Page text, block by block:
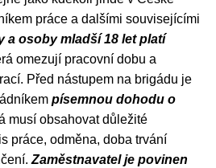
práce a dalšími souvisejícími
a osoby mladší 18 let platí
omezují pracovní dobu a
Před nástupem na brigádu je
písemnou dohodu o
musí obsahovat důležité
práce, odměna, doba trvání
Zaměstnavatel je povinen